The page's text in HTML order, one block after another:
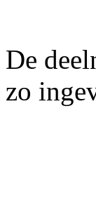
De
zo